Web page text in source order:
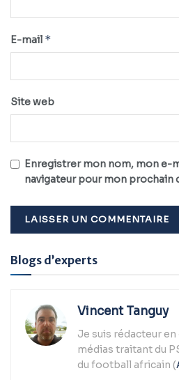
E-mail *
Site web
Enregistrer mon nom, mon e-
navigateur pour mon prochain
Alternative:
Blogs d’experts
Vincent Tanguy
Je suis rédacteur
médias traitant du
du football africain (